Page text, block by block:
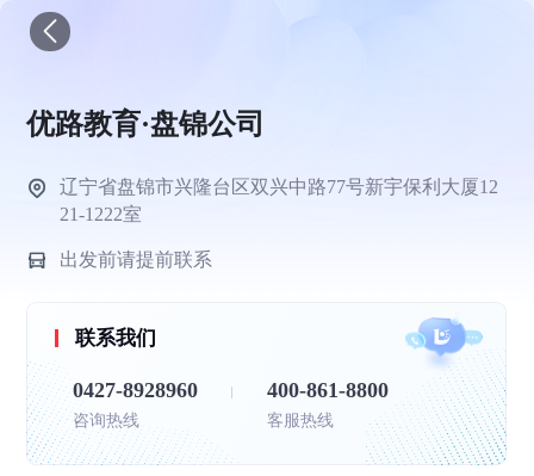
优路教育·盘锦公司
辽宁省盘锦市兴隆台区双兴中路77号新宇保利大厦12
21-1222室
出发前请提前联系
联系我们
0427-8928960
咨询热线
400-861-8800
客服热线